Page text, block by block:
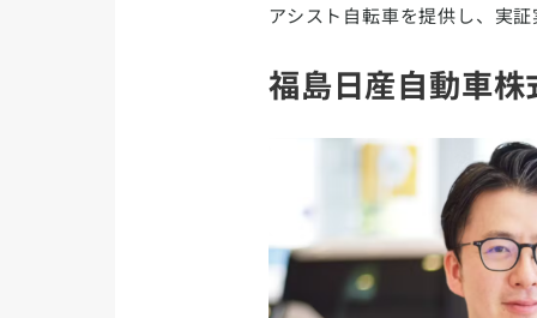
アシスト自転車を提供し、実
福島日産自動車